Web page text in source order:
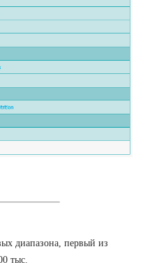
диапазона, первый из
тыс.